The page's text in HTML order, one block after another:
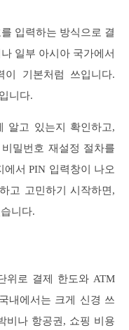
입력하는 방식으로 결
일부 아시아 국가에서
이 기본처럼 쓰입니다.
니다.
알고 있는지 확인하고,
밀번호 재설정 절차를
서 PIN 입력창이 나오
고 고민하기 시작하면,
니다.
위로 결제 한도와 ATM
내에서는 크게 신경 쓰
비나 항공권, 쇼핑 비용